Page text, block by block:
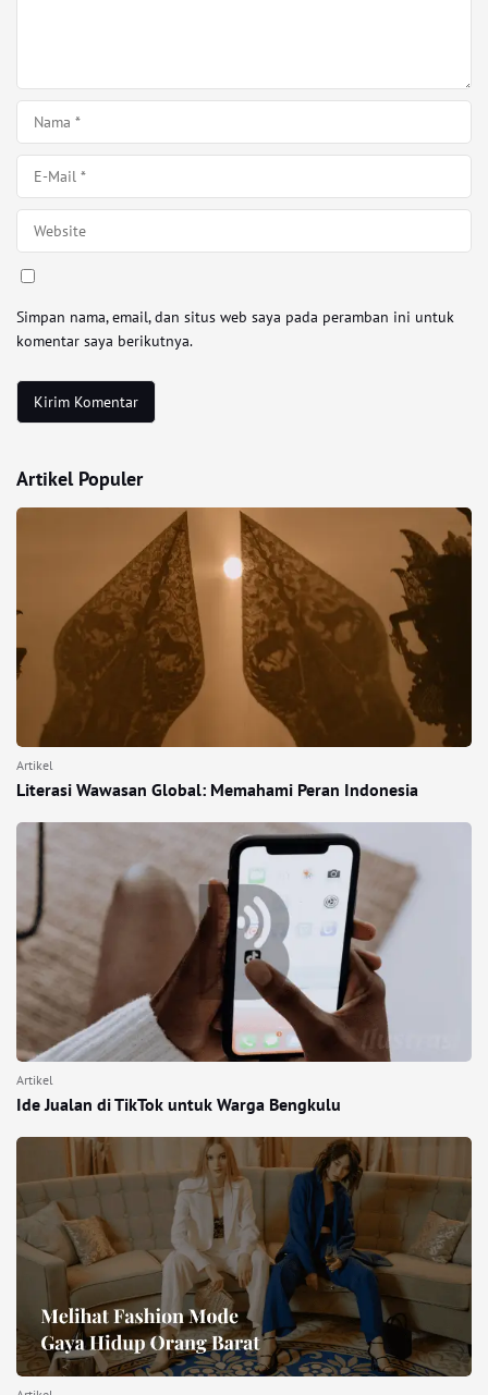
Simpan nama, email, dan situs web saya pada peramban ini untuk
komentar saya berikutnya.
Artikel Populer
Artikel
Literasi Wawasan Global: Memahami Peran Indonesia
Artikel
Ide Jualan di TikTok untuk Warga Bengkulu